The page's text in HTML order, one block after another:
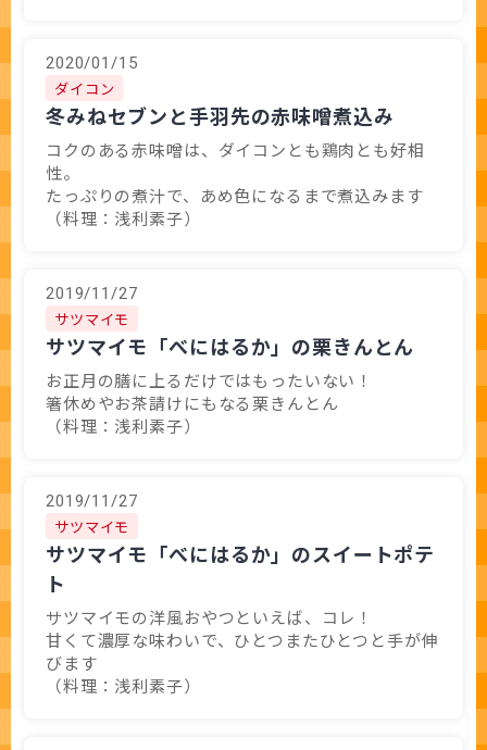
2020/01/15
ダイコン
冬みねセブンと手羽先の赤味噌煮込み
コクのある赤味噌は、ダイコンとも鶏肉とも好相
性。
たっぷりの煮汁で、あめ色になるまで煮込みます
（料理：浅利素子）
2019/11/27
サツマイモ
サツマイモ「べにはるか」の栗きんとん
お正月の膳に上るだけではもったいない！
箸休めやお茶請けにもなる栗きんとん
（料理：浅利素子）
2019/11/27
サツマイモ
サツマイモ「べにはるか」のスイートポテ
ト
サツマイモの洋風おやつといえば、コレ！
甘くて濃厚な味わいで、ひとつまたひとつと手が伸
びます
（料理：浅利素子）